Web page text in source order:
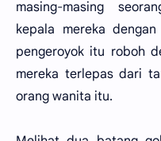
masing-masing
kepala mereka
pengeroyok itu roboh
mereka terlepas dari
orang wanita itu.